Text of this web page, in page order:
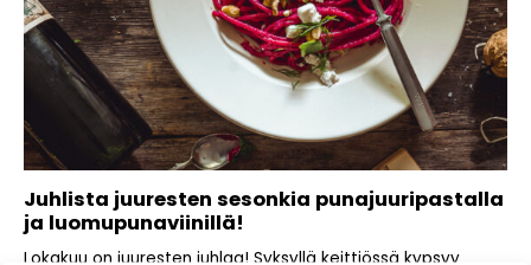
Juhlista juuresten sesonkia punajuuripastalla
ja luomupunaviinillä!
Lokakuu on juuresten juhlaa! Syksyllä keittiössä kypsyy